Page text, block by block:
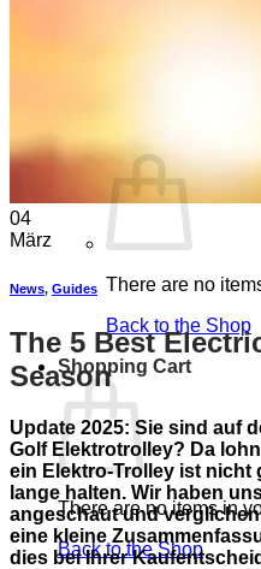
0,00€
There are no
Back to the Shop
Shopping Cart
There are no items in
Back to the Shop
04
März
News, Guides
The 5 Best
Season
Update 2025: Sie sind auf
Golf Elektrotrolley? Da
ein Elektro-Trolley ist
lange halten. Wir haben
angeschaut und
eine kleine
dies bei Ihrer